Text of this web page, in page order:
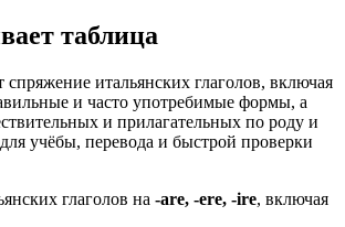
таблица
спряжение итальянских глаголов, включая
и часто употребимые формы, а
и прилагательных по роду и
учёбы, перевода и быстрой проверки
глаголов на -are, -ere, -ire, включая